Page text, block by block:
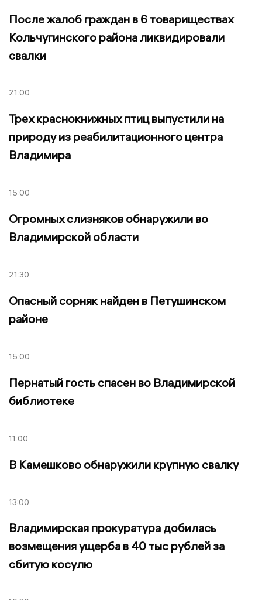
После жалоб граждан в 6 товариществах
Кольчугинского района ликвидировали
свалки
21:00
Трех краснокнижных птиц выпустили на
природу из реабилитационного центра
Владимира
15:00
Огромных слизняков обнаружили во
Владимирской области
21:30
Опасный сорняк найден в Петушинском
районе
15:00
Пернатый гость спасен во Владимирской
библиотеке
11:00
В Камешково обнаружили крупную свалку
13:00
Владимирская прокуратура добилась
возмещения ущерба в 40 тыс рублей за
сбитую косулю